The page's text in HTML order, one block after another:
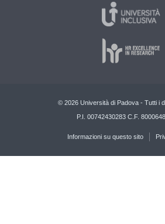
© 2026 Università di Padova - Tutti i
P.I. 00742430283 C.F.
Informazioni su questo sito